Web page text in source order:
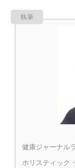
執筆
健康ジャーナル
ホリスティック